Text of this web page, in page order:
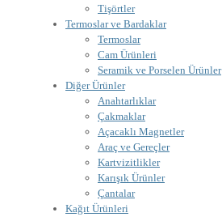
Tişörtler
Termoslar ve Bardaklar
Termoslar
Cam Ürünleri
Seramik ve Porselen Ürünler
Diğer Ürünler
Anahtarlıklar
Çakmaklar
Açacaklı Magnetler
Araç ve Gereçler
Kartvizitlikler
Karışık Ürünler
Çantalar
Kağıt Ürünleri